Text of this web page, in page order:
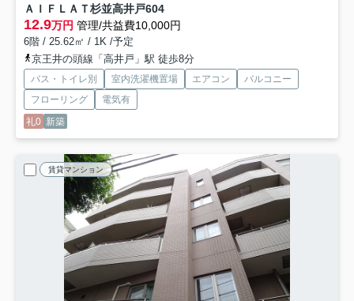
ＡＩＦＬＡＴ杉並高井戸604
12.9万円 管理/共益費10,000円
6階 / 25.62㎡ / 1K /予定
京王井の頭線「高井戸」駅 徒歩8分
バス・トイレ別 室内洗濯機置場 エアコン
バルコニー
フローリング
電気有
礼0 新築
賃貸マンション